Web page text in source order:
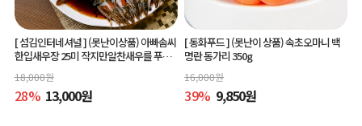
[ 섬김인터네셔널 ](못난이상품) 아빠솜씨
한입새우장 25미 작지만알찬새우를 푸짐
하게 즐길수 있는 한입새우장
18,000원
28% 13,000원
[ 동화푸드 ](못난이 상품) 속초오마니 백
명란 동가리 350g
16,000원
39% 9,850원